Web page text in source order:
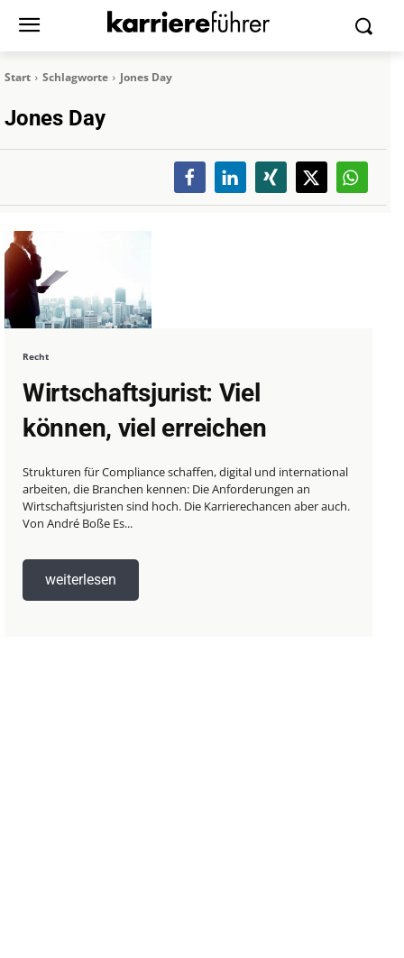
Start Schlagworte Jones Day
Jones Day
Recht
Wirtschaftsjurist: Viel
können, viel erreichen
Strukturen für Compliance schaffen, digital und international
arbeiten, die Branchen kennen: Die Anforderungen an
Wirtschaftsjuristen sind hoch. Die Karrierechancen aber auch.
Von André Boße Es...
weiterlesen